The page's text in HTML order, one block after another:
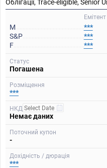
Облігації, Trace-eligible, Senior
Емітент
M
***
S&P
***
F
***
Статус
Погашена
Розміщення
***
НКД
Немає даних
Поточний купон
-
Дохідність / дюрація
***